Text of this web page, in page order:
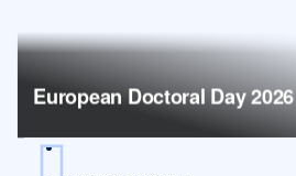
European Doctoral Day 2026